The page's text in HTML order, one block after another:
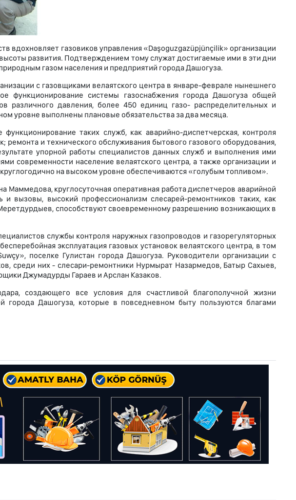
вдохновляет газовиков управления «Daşoguzgazüpjünçilik» организации
развития. Подтверждением тому служат достигаемые ими в эти дни
газом населения и предприятий города Дашогуза.
с газовщиками велаятского центра в январе-феврале нынешнего
функционирование системы газоснабжения города Дашогуза общей
различного давления, более 450 единиц газо- распределительных и
уровне выполнены плановые обязательства за два месяца.
таких служб, как аварийно-диспетчерская, контроля
ремонта и технического обслуживания бытового газового оборудования,
упорной работы специалистов данных служб и выполнения ими
современности население велаятского центра, а также организации и
на высоком уровне обеспечиваются «голубым топливом».
Маммедова, круглосуточная оперативная работа диспетчеров аварийной
вызовы, высокий профессионализм слесарей-ремонтников таких, как
способствуют своевременному разрешению возникающих в
службы контроля наружных газопроводов и газорегуляторных
эксплуатация газовых установок велаятского центра, в том
поселке Гулистан города Дашогуза. Руководители организации с
среди них - слесари-ремонтники Нурмырат Назармедов, Батыр Сахыев,
Джумадурды Гараев и Арслан Казаков.
создающего все условия для счастливой благополучной жизни
города Дашогуза, которые в повседневном быту пользуются благами